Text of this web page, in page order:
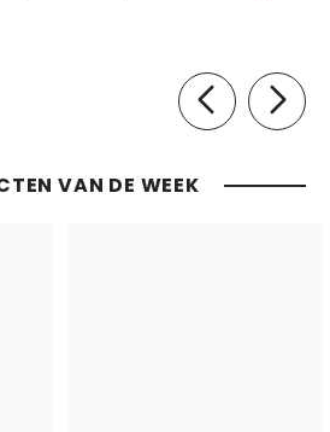
VAN DE WEEK